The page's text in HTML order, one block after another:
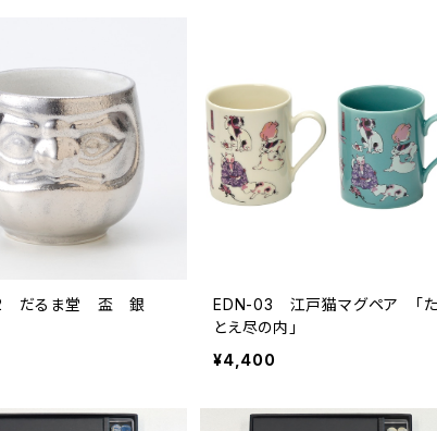
だるま堂 盃 銀
EDN-03 江戸猫マグペア 「
とえ尽の内」
¥4,400